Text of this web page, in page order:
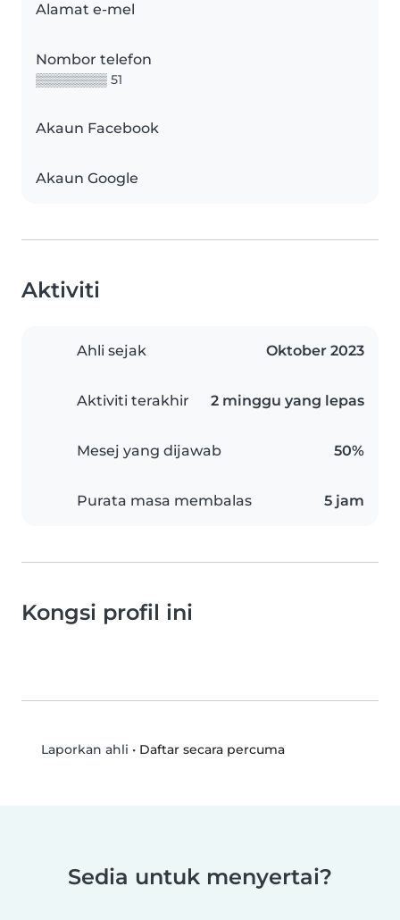
Alamat e-mel
Nombor telefon
▒▒▒▒▒▒▒▒ 51
Akaun Facebook
Akaun Google
Aktiviti
Ahli sejak Oktober 2023
Aktiviti terakhir 2 minggu yang lepas
Mesej yang dijawab 50%
Purata masa membalas 5 jam
Kongsi profil ini
Laporkan ahli • Daftar secara percuma
Sedia untuk menyertai?